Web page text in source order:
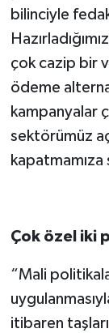
bilinciyle
çok cazip bir
ödeme
kampanyalar
sektörümüz
Çok özel iki
“Mali
itibaren